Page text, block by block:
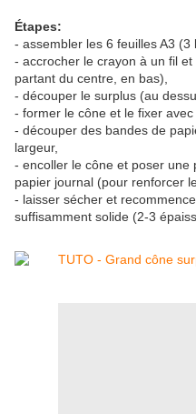
Étapes:
- assembler les 6 feuilles A3 (3
- accrocher le crayon à un fil
partant du centre, en bas),
- découper le surplus (au
- former le cône et le fixer avec
- découper des bandes de
largeur,
- encoller le cône et poser
papier journal (pour renforcer
- laisser sécher et
suffisamment solide (2-3